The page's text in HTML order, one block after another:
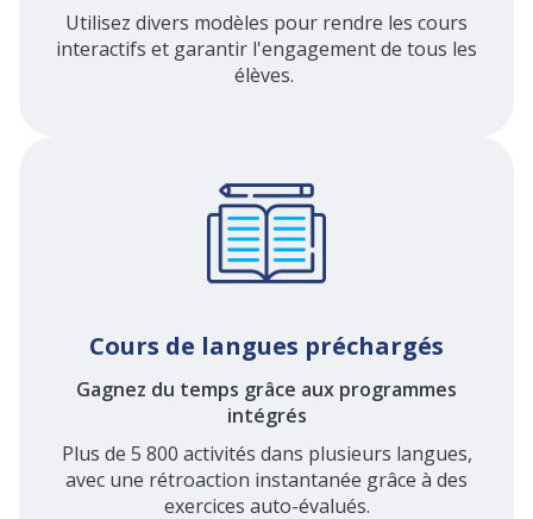
Utilisez divers modèles pour rendre les cours
interactifs et garantir l'engagement de tous les
élèves.
Cours de langues préchargés
Gagnez du temps grâce aux programmes
intégrés
Plus de 5 800 activités dans plusieurs langues,
avec une rétroaction instantanée grâce à des
exercices auto-évalués.